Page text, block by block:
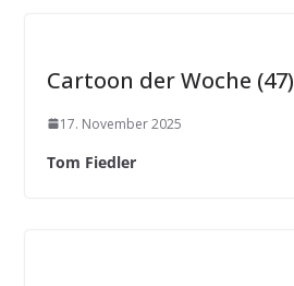
Cartoon der Woche (47)
17. November 2025
Tom Fiedler